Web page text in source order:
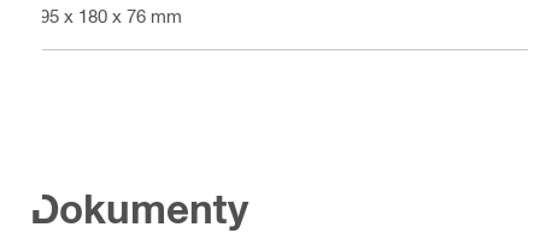
195 x 180 x 76 mm
Dokumenty